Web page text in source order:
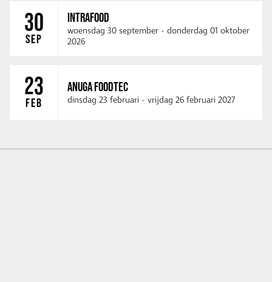
30
SEP
INTRAFOOD
woensdag 30 september - donderdag 01 oktober
2026
23
FEB
ANUGA FOODTEC
dinsdag 23 februari - vrijdag 26 februari 2027